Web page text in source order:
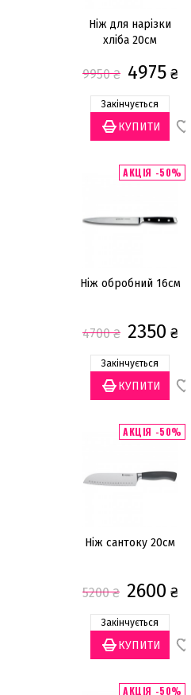
Ніж для нарізки
хліба 20см
9950₴ 4975₴
Закінчується
АКЦІЯ -50%
Ніж обробний 16см
4700₴ 2350 ₴
Закінчується
АКЦІЯ -50%
Ніж сантоку 20см
5200₴ 2600 ₴
Закінчується
АКЦІЯ -50%